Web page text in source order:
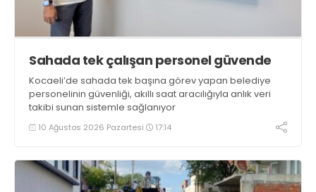
Sahada tek çalışan personel güvende
Kocaeli’de sahada tek başına görev yapan belediye
personelinin güvenliği, akıllı saat aracılığıyla anlık veri
takibi sunan sistemle sağlanıyor
10 Ağustos 2026 Pazartesi 17:14